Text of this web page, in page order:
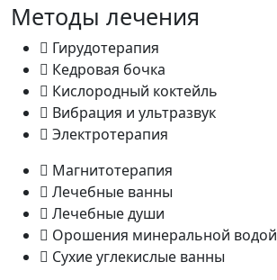
Методы лечения
Гирудотерапия
Кедровая бочка
Кислородный коктейль
Вибрация и ультразвук
Электротерапия
Магнитотерапия
Лечебные ванны
Лечебные души
Орошения минеральной водой
Сухие углекислые ванны